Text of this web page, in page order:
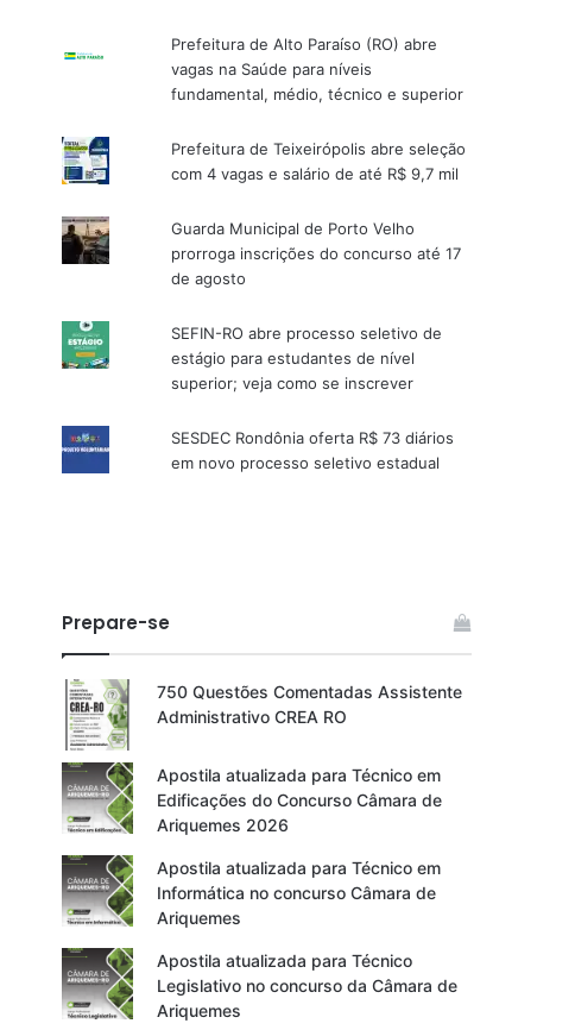
Prefeitura de Alto Paraíso (RO) abre
vagas na Saúde para níveis
fundamental, médio, técnico e superior
Prefeitura de Teixeirópolis abre seleção
com 4 vagas e salário de até R$ 9,7 mil
Guarda Municipal de Porto Velho
prorroga inscrições do concurso até 17
de agosto
SEFIN-RO abre processo seletivo de
estágio para estudantes de nível
superior; veja como se inscrever
SESDEC Rondônia oferta R$ 73 diários
em novo processo seletivo estadual
Prepare-se
750 Questões Comentadas Assistente
Administrativo CREA RO
Apostila atualizada para Técnico em
Edificações do Concurso Câmara de
Ariquemes 2026
Apostila atualizada para Técnico em
Informática no concurso Câmara de
Ariquemes
Apostila atualizada para Técnico
Legislativo no concurso da Câmara de
Ariquemes